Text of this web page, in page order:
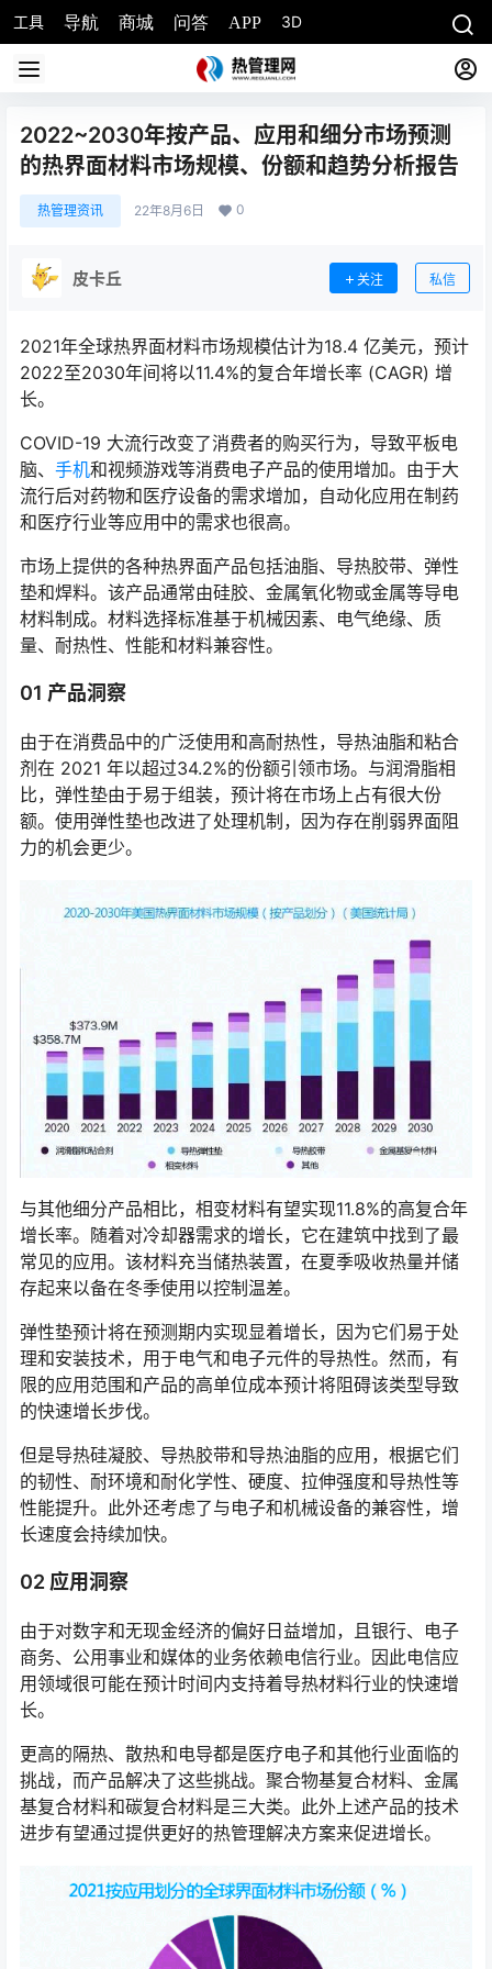
工具 导航 商城 问答 APP 3D
2022~2030年按产品、应用和细分市场预测
的热界面材料市场规模、份额和趋势分析报告
热管理资讯 22年8月6日 0
皮卡丘 关注 私信
2021年全球热界面材料市场规模估计为18.4 亿美元，预计
2022至2030年间将以11.4%的复合年增长率 (CAGR) 增
长。
COVID-19 大流行改变了消费者的购买行为，导致平板电
脑、 手机和视频游戏等消费电子产品的使用增加。由于大
流行后对药物和医疗设备的需求增加，自动化应用在制药
和医疗行业等应用中的需求也很高。
市场上提供的各种热界面产品包括油脂、导热胶带、弹性
垫和焊料。该产品通常由硅胶、金属氧化物或金属等导电
材料制成。材料选择标准基于机械因素、电气绝缘、质
量、耐热性、性能和材料兼容性。
01 产品洞察
由于在消费品中的广泛使用和高耐热性，导热油脂和粘合
剂在 2021 年以超过34.2%的份额引领市场。与润滑脂相
比，弹性垫由于易于组装，预计将在市场上占有很大份
额。使用弹性垫也改进了处理机制，因为存在削弱界面阻
力的机会更少。
与其他细分产品相比，相变材料有望实现11.8%的高复合年
增长率。随着对冷却器需求的增长，它在建筑中找到了最
常见的应用。该材料充当储热装置，在夏季吸收热量并储
存起来以备在冬季使用以控制温差。
弹性垫预计将在预测期内实现显着增长，因为它们易于处
理和安装技术，用于电气和电子元件的导热性。然而，有
限的应用范围和产品的高单位成本预计将阻碍该类型导致
的快速增长步伐。
但是导热硅凝胶、导热胶带和导热油脂的应用，根据它们
的韧性、耐环境和耐化学性、硬度、拉伸强度和导热性等
性能提升。此外还考虑了与电子和机械设备的兼容性，增
长速度会持续加快。
02 应用洞察
由于对数字和无现金经济的偏好日益增加，且银行、电子
商务、公用事业和媒体的业务依赖电信行业。因此电信应
用领域很可能在预计时间内支持着导热材料行业的快速增
长。
更高的隔热、散热和电导都是医疗电子和其他行业面临的
挑战，而产品解决了这些挑战。聚合物基复合材料、金属
基复合材料和碳复合材料是三大类。此外上述产品的技术
进步有望通过提供更好的热管理解决方案来促进增长。